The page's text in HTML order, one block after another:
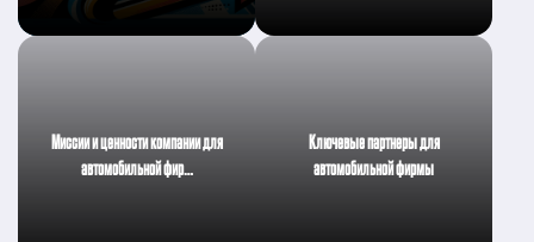
Миссии и ценности компании для
автомобильной фир…
Ключевые партнеры для
автомобильной фирмы